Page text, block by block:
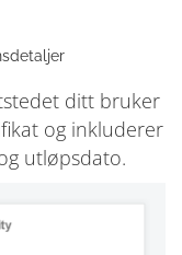
ditt bruker
og inkluderer
utløpsdato.